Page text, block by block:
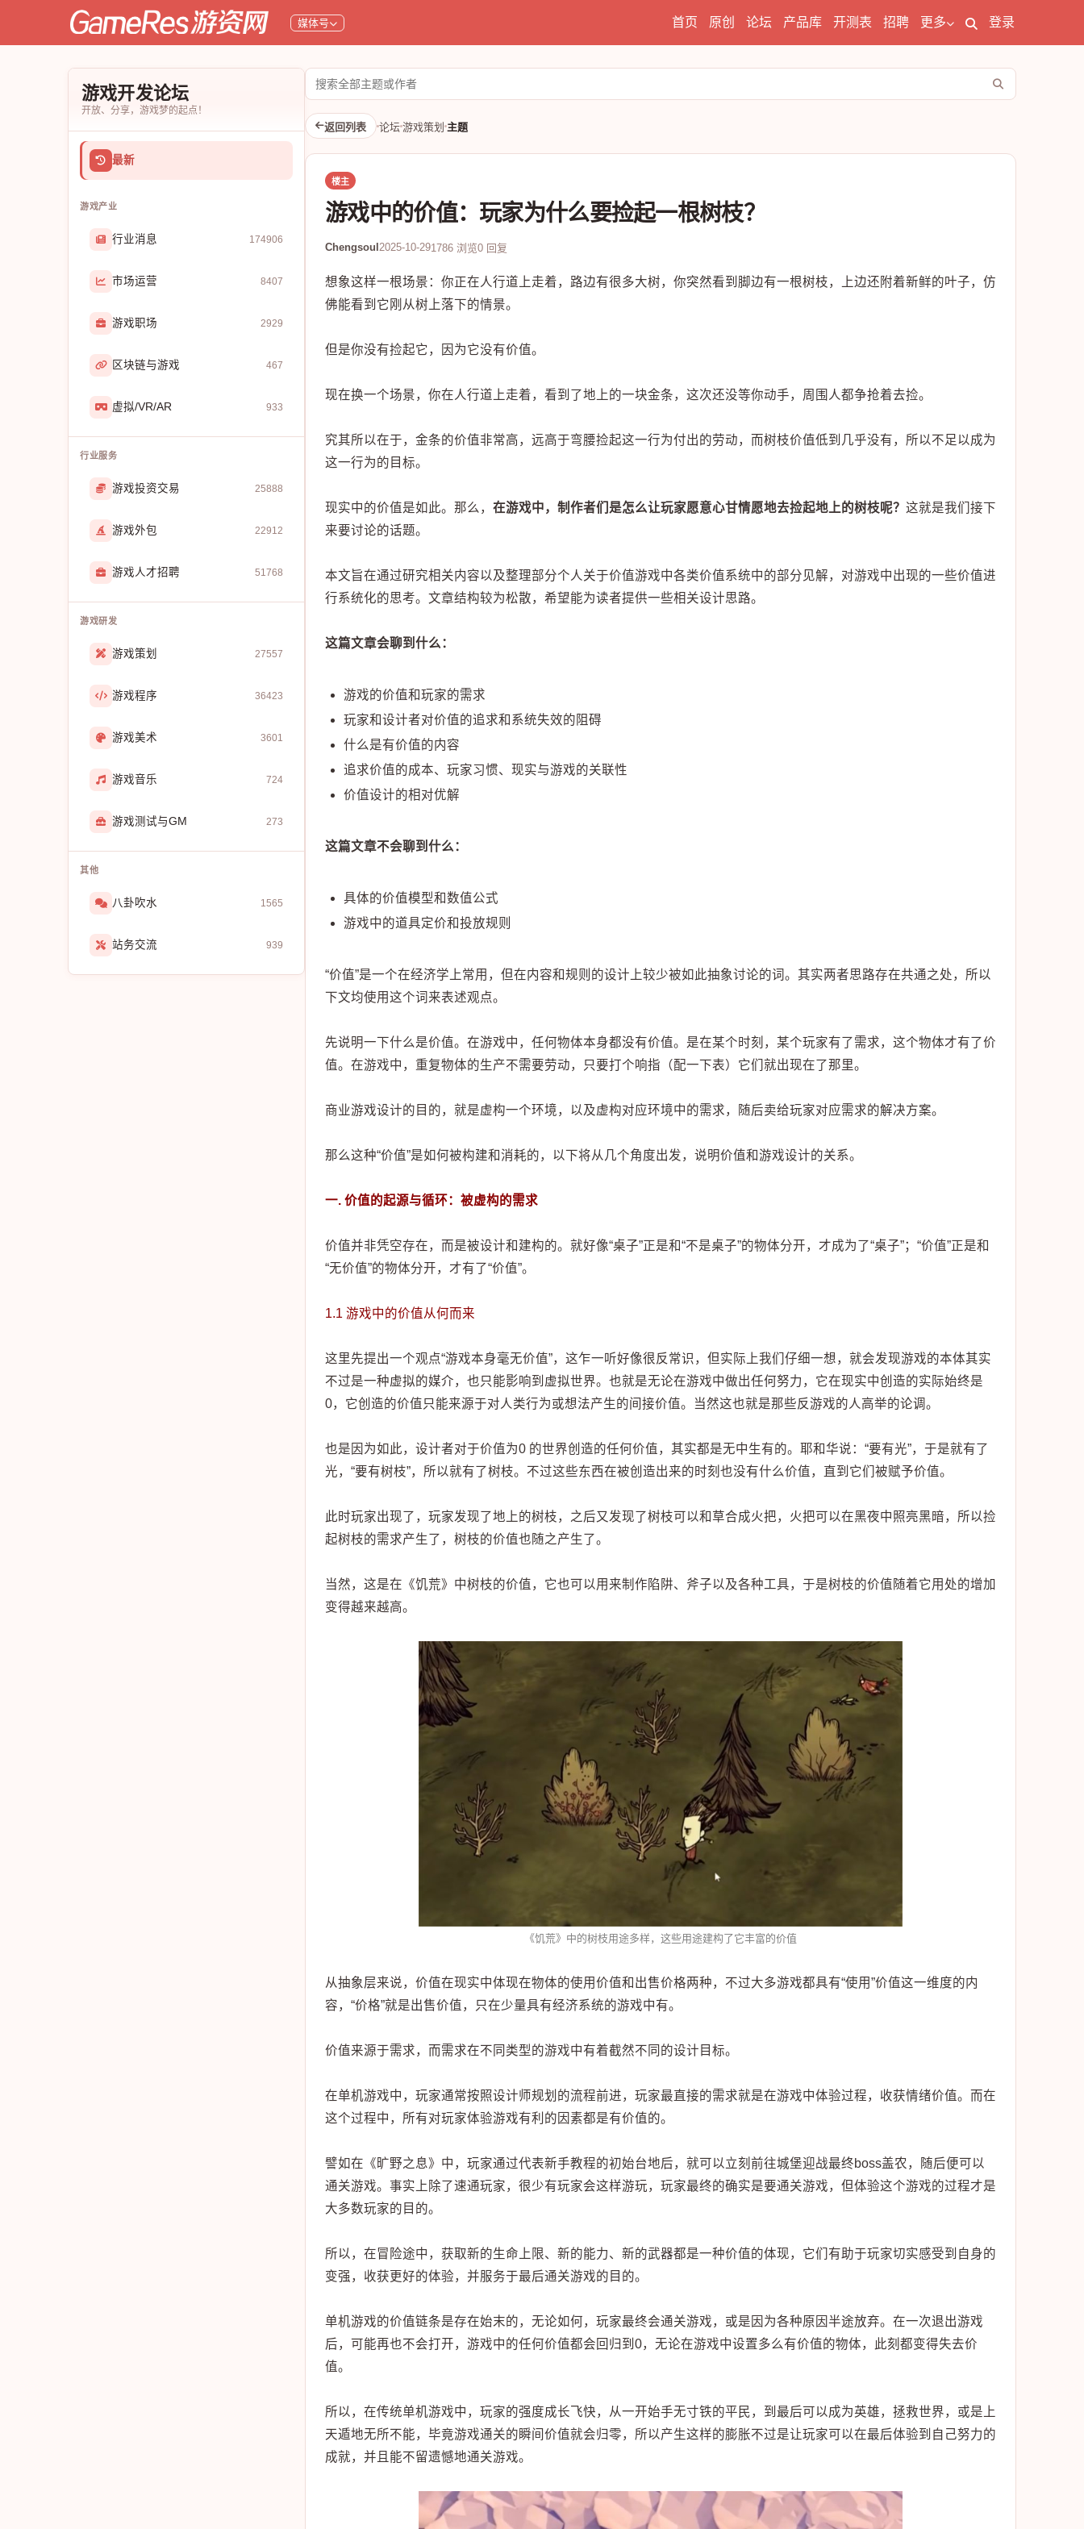
媒体号 首页 原创 论坛 产品库 开测表 招聘 更多 登录
游戏开发论坛
开放、分享，游戏梦的起点！
最新
游戏产业
行业消息 174906
市场运营 8407
游戏职场 2929
区块链与游戏 467
虚拟/VR/AR 933
行业服务
游戏投资交易 25888
游戏外包 22912
游戏人才招聘 51768
游戏研发
游戏策划 27557
游戏程序 36423
游戏美术 3601
游戏音乐 724
游戏测试与GM 273
其他
八卦吹水 1565
站务交流 939
搜
索
论
坛
返回列表 论坛 游戏策划 主题
楼主
游戏中的价值：玩家为什么要捡起一根树枝？
Chengsoul 2025-10-291786 浏览0 回复
想象这样一根场景：你正在人行道上走着，路边有很多大树，你突然看到脚边有一根树枝，上边还附着新鲜的叶子，仿
佛能看到它刚从树上落下的情景。
但是你没有捡起它，因为它没有价值。
现在换一个场景，你在人行道上走着，看到了地上的一块金条，这次还没等你动手，周围人都争抢着去捡。
究其所以在于，金条的价值非常高，远高于弯腰捡起这一行为付出的劳动，而树枝价值低到几乎没有，所以不足以成为
这一行为的目标。
现实中的价值是如此。那么， 在游戏中，制作者们是怎么让玩家愿意心甘情愿地去捡起地上的树枝呢？ 这就是我们接下
来要讨论的话题。
本文旨在通过研究相关内容以及整理部分个人关于价值游戏中各类价值系统中的部分见解，对游戏中出现的一些价值进
行系统化的思考。文章结构较为松散，希望能为读者提供一些相关设计思路。
这篇文章会聊到什么：
游戏的价值和玩家的需求
玩家和设计者对价值的追求和系统失效的阻碍
什么是有价值的内容
追求价值的成本、玩家习惯、现实与游戏的关联性
价值设计的相对优解
这篇文章不会聊到什么：
具体的价值模型和数值公式
游戏中的道具定价和投放规则
“价值”是一个在经济学上常用，但在内容和规则的设计上较少被如此抽象讨论的词。其实两者思路存在共通之处，所以
下文均使用这个词来表述观点。
先说明一下什么是价值。在游戏中，任何物体本身都没有价值。是在某个时刻，某个玩家有了需求，这个物体才有了价
值。在游戏中，重复物体的生产不需要劳动，只要打个响指（配一下表）它们就出现在了那里。
商业游戏设计的目的，就是虚构一个环境，以及虚构对应环境中的需求，随后卖给玩家对应需求的解决方案。
那么这种“价值”是如何被构建和消耗的，以下将从几个角度出发，说明价值和游戏设计的关系。
一. 价值的起源与循环：被虚构的需求
价值并非凭空存在，而是被设计和建构的。就好像“桌子”正是和“不是桌子”的物体分开，才成为了“桌子”；“价值”正是和
“无价值”的物体分开，才有了“价值”。
1.1 游戏中的价值从何而来
这里先提出一个观点“游戏本身毫无价值”，这乍一听好像很反常识，但实际上我们仔细一想，就会发现游戏的本体其实
不过是一种虚拟的媒介，也只能影响到虚拟世界。也就是无论在游戏中做出任何努力，它在现实中创造的实际始终是
0，它创造的价值只能来源于对人类行为或想法产生的间接价值。当然这也就是那些反游戏的人高举的论调。
也是因为如此，设计者对于价值为0 的世界创造的任何价值，其实都是无中生有的。耶和华说：“要有光”，于是就有了
光，“要有树枝”，所以就有了树枝。不过这些东西在被创造出来的时刻也没有什么价值，直到它们被赋予价值。
此时玩家出现了，玩家发现了地上的树枝，之后又发现了树枝可以和草合成火把，火把可以在黑夜中照亮黑暗，所以捡
起树枝的需求产生了，树枝的价值也随之产生了。
当然，这是在《饥荒》中树枝的价值，它也可以用来制作陷阱、斧子以及各种工具，于是树枝的价值随着它用处的增加
变得越来越高。
《饥荒》中的树枝用途多样，这些用途建构了它丰富的价值
从抽象层来说，价值在现实中体现在物体的使用价值和出售价格两种，不过大多游戏都具有“使用”价值这一维度的内
容，“价格”就是出售价值，只在少量具有经济系统的游戏中有。
价值来源于需求，而需求在不同类型的游戏中有着截然不同的设计目标。
在单机游戏中，玩家通常按照设计师规划的流程前进，玩家最直接的需求就是在游戏中体验过程，收获情绪价值。而在
这个过程中，所有对玩家体验游戏有利的因素都是有价值的。
譬如在《旷野之息》中，玩家通过代表新手教程的初始台地后，就可以立刻前往城堡迎战最终boss盖农，随后便可以
通关游戏。事实上除了速通玩家，很少有玩家会这样游玩，玩家最终的确实是要通关游戏，但体验这个游戏的过程才是
大多数玩家的目的。
所以，在冒险途中，获取新的生命上限、新的能力、新的武器都是一种价值的体现，它们有助于玩家切实感受到自身的
变强，收获更好的体验，并服务于最后通关游戏的目的。
单机游戏的价值链条是存在始末的，无论如何，玩家最终会通关游戏，或是因为各种原因半途放弃。在一次退出游戏
后，可能再也不会打开，游戏中的任何价值都会回归到0，无论在游戏中设置多么有价值的物体，此刻都变得失去价
值。
所以，在传统单机游戏中，玩家的强度成长飞快，从一开始手无寸铁的平民，到最后可以成为英雄，拯救世界，或是上
天遁地无所不能，毕竟游戏通关的瞬间价值就会归零，所以产生这样的膨胀不过是让玩家可以在最后体验到自己努力的
成就，并且能不留遗憾地通关游戏。